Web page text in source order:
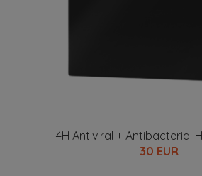
4H Antiviral + Antibacterial
30 EUR